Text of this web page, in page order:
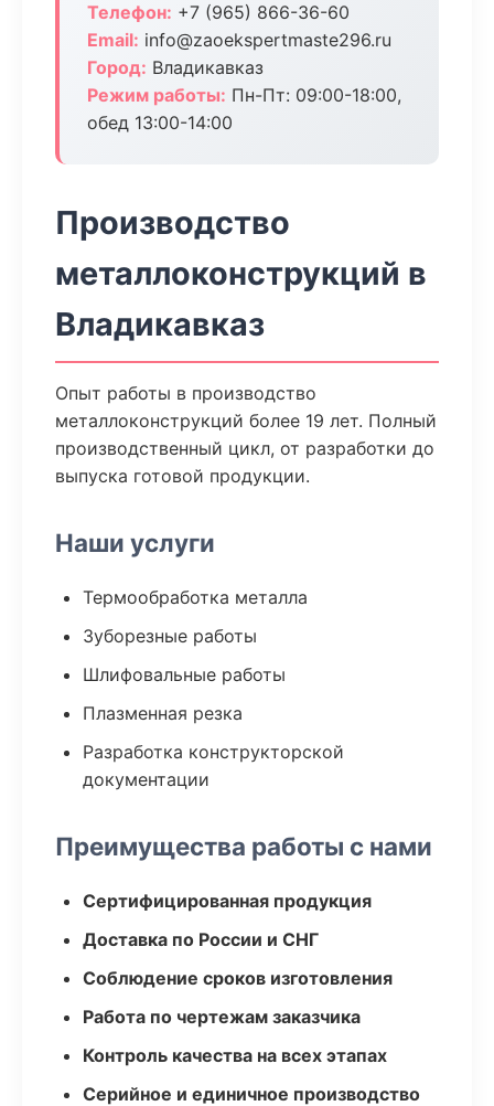
Телефон: +7 (965) 866-36-60
Email: info@zaoekspertmaste296.ru
Город: Владикавказ
Режим работы: Пн-Пт: 09:00-18:00,
обед 13:00-14:00
Производство
металлоконструкций в
Владикавказ
Опыт работы в производство
металлоконструкций более 19 лет. Полный
производственный цикл, от разработки до
выпуска готовой продукции.
Наши услуги
Термообработка металла
Зуборезные работы
Шлифовальные работы
Плазменная резка
Разработка конструкторской
документации
Преимущества работы с нами
Сертифицированная продукция
Доставка по России и СНГ
Соблюдение сроков изготовления
Работа по чертежам заказчика
Контроль качества на всех этапах
Серийное и единичное производство